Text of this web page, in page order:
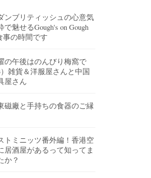
ンブリティッシュの心意気
で魅せるGough's on Gough
事の時間です
の午後はのんびり梅窩で
）雑貨＆洋服屋さんと中国
屋さん
磁廠と手持ちの食器のご縁
トミニッツ番外編！香港空
居酒屋があるって知ってま
か？